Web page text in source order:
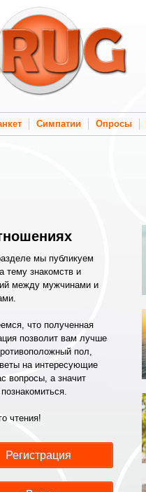
Симпатии Опросы
мы публикуем
тему знакомств и
между мужчинами и
что полученная
позволит вам лучше
пол,
на интересующие
вопросы, а значит
чтения!